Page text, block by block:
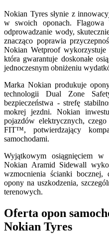
Nokian Tyres słynie z
w swoich oponach. Flagowa
odprowadzanie wody,
znacząco poprawia
Nokian Wetproof wykorzystuje
która gwarantuje doskonałe
jednoczesnym obniżeniu
Marka Nokian produkuje
technologii Dual Zone
bezpieczeństwa - strefę
mokrej jezdni. Nokian
pojazdów elektrycznych,
FIT™, potwierdzający
samochodami.
Wyjątkowym osiągnięciem
Nokian Aramid Sidewall
wzmocnienia ścianki bocznej,
opony na uszkodzenia,
terenowych.
Oferta opon
Nokian Tyres